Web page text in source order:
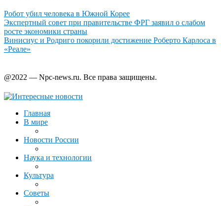
Робот убил человека в Южной Корее
Экспертный совет при правительстве ФРГ заявил о слабом
росте экономики страны
Винисиус и Родриго покорили достижение Роберто Карлоса в
«Реале»
@2022 — Npc-news.ru. Все права защищены.
Главная
В мире
Новости России
Наука и технологии
Культура
Советы